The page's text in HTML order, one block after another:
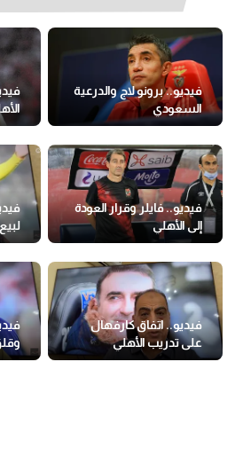
فيديو.. برونو لاج والدرعية
السعودي
فيديو.. فايلر وقرار العودة
إلى الأهلي
فيديو.. اتفاق كارفهال
على تدريب الأهلي